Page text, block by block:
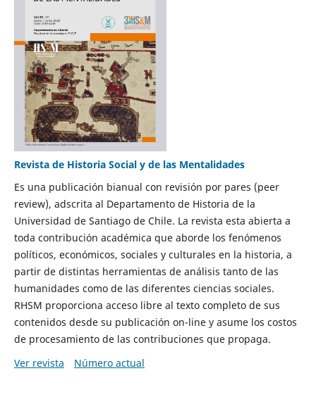
Revista de Historia Social y de las Mentalidades
Es una publicación bianual con revisión por pares (peer
review), adscrita al Departamento de Historia de la
Universidad de Santiago de Chile. La revista esta abierta a
toda contribución académica que aborde los fenómenos
políticos, económicos, sociales y culturales en la historia, a
partir de distintas herramientas de análisis tanto de las
humanidades como de las diferentes ciencias sociales.
RHSM proporciona acceso libre al texto completo de sus
contenidos desde su publicación on-line y asume los costos
de procesamiento de las contribuciones que propaga.
Ver revista
Número actual